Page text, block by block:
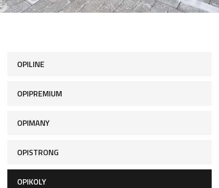
OPILINE
OPIPREMIUM
OPIMANY
OPISTRONG
OPIKOLY